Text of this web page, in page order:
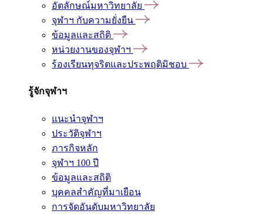
อัตลักษณ์มหาวิทยาลัย
จุฬาฯ กับความยั่งยืน
ข้อมูลและสถิติ
หน่วยงานของจุฬาฯ
ร้องเรียนทุจริตและประพฤติมิชอบ
รู้จักจุฬาฯ
แนะนำจุฬาฯ
ประวัติจุฬาฯ
ภารกิจหลัก
จุฬาฯ 100 ปี
ข้อมูลและสถิติ
บุคคลสำคัญที่มาเยือน
การจัดอันดับมหาวิทยาลัย